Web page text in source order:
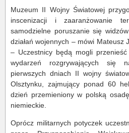
Muzeum II Wojny Światowej
inscenizacji i zaaranżowanie
samodzielne poruszanie się
działań wojennych – mówi Mateusz
– Uczestnicy będą mogli
wydarzeń rozgrywających się
pierwszych dniach II wojny
Olsztynku, zajmujący ponad 60
dzień przemieniony w polską
niemieckie.
Oprócz militarnych potyczek